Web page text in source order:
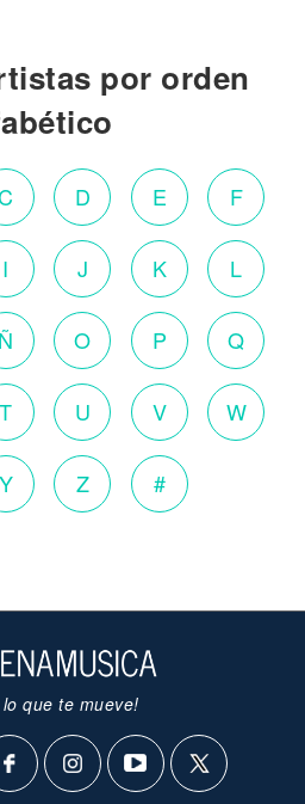
por orden
D E F
I J K L
Ñ O P Q
T U V W
Y Z #
lo que te mueve!